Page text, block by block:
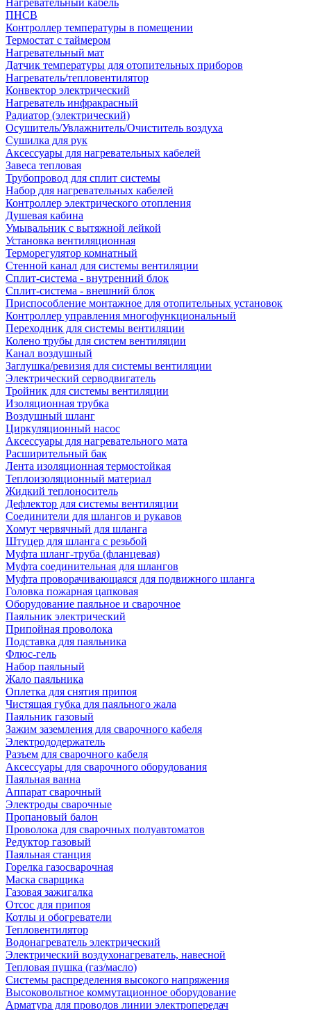
Нагревательный кабель
ПНСВ
Контроллер температуры в помещении
Термостат с таймером
Нагревательный мат
Датчик температуры для отопительных приборов
Нагреватель/тепловентилятор
Конвектор электрический
Нагреватель инфракрасный
Радиатор (электрический)
Осушитель/Увлажнитель/Очиститель воздуха
Сушилка для рук
Аксессуары для нагревательных кабелей
Завеса тепловая
Трубопровод для сплит системы
Набор для нагревательных кабелей
Контроллер электрического отопления
Душевая кабина
Умывальник с вытяжной лейкой
Установка вентиляционная
Терморегулятор комнатный
Стенной канал для системы вентиляции
Сплит-система - внутренний блок
Сплит-система - внешний блок
Приспособление монтажное для отопительных установок
Контроллер управления многофункциональный
Переходник для системы вентиляции
Колено трубы для систем вентиляции
Канал воздушный
Заглушка/ревизия для системы вентиляции
Электрический серводвигатель
Тройник для системы вентиляции
Изоляционная трубка
Воздушный шланг
Циркуляционный насос
Аксессуары для нагревательного мата
Расширительный бак
Лента изоляционная термостойкая
Теплоизоляционный материал
Жидкий теплоноситель
Дефлектор для системы вентиляции
Соединители для шлангов и рукавов
Хомут червячный для шланга
Штуцер для шланга с резьбой
Муфта шланг-труба (фланцевая)
Муфта соединительная для шлангов
Муфта проворачивающаяся для подвижного шланга
Головка пожарная цапковая
Оборудование паяльное и сварочное
Паяльник электрический
Припойная проволока
Подставка для паяльника
Флюс-гель
Набор паяльный
Жало паяльника
Оплетка для снятия припоя
Чистящая губка для паяльного жала
Паяльник газовый
Зажим заземления для сварочного кабеля
Электрододержатель
Разъем для сварочного кабеля
Аксессуары для сварочного оборудования
Паяльная ванна
Аппарат сварочный
Электроды сварочные
Пропановый балон
Проволока для сварочных полуавтоматов
Редуктор газовый
Паяльная станция
Горелка газосварочная
Маска сварщика
Газовая зажигалка
Отсос для припоя
Котлы и обогреватели
Тепловентилятор
Водонагреватель электрический
Электрический воздухонагреватель, навесной
Тепловая пушка (газ/масло)
Системы распределения высокого напряжения
Высоковольтное коммутационное оборудование
Арматура для проводов линии электропередач